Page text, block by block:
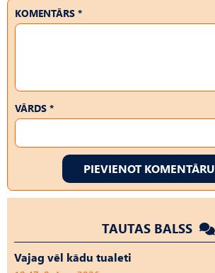
KOMENTĀRS *
VĀRDS *
PIEVIENOT KOMENTĀRU
TAUTAS BALSS
Vajag vēl kādu tualeti